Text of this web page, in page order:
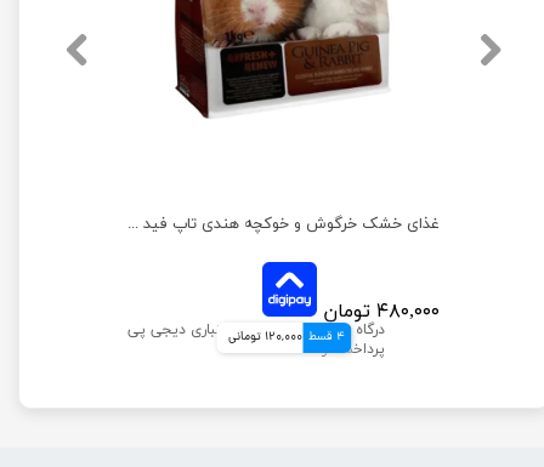
غذای خشک خرگوش و خوکچه هندی تاپ فید وزن 1 کیلوگرم
۴۸۰,۰۰۰ تومان
4 قسط 120,000 تومانی